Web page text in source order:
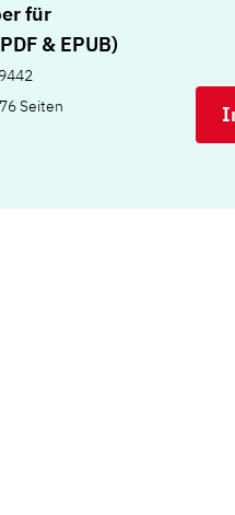
für
& EPUB)
Seiten